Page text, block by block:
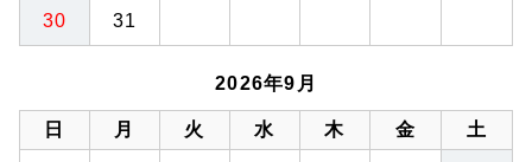
30 31
2026年9月
日 月 火 水 木 金 土